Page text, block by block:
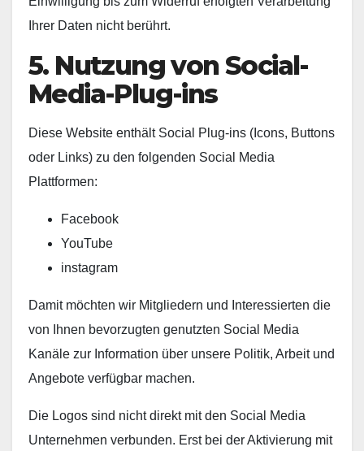
Ihrer Daten nicht berührt.
5. Nutzung von Social-
Media-Plug-ins
Diese Website enthält Social Plug-ins (Icons, Buttons
oder Links) zu den folgenden Social Media
Plattformen:
Facebook
YouTube
instagram
Damit möchten wir Mitgliedern und Interessierten die
von Ihnen bevorzugten genutzten Social Media
Kanäle zur Information über unsere Politik, Arbeit und
Angebote verfügbar machen.
Die Logos sind nicht direkt mit den Social Media
Unternehmen verbunden. Erst bei der Aktivierung mit